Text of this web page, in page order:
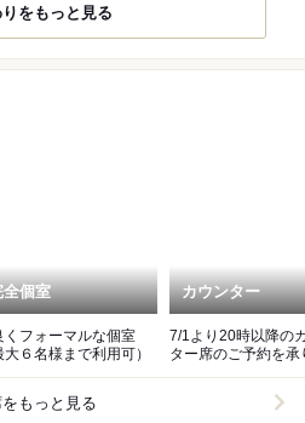
をもっと見る
全個室
くフォーマルな個室
大６名様まで利用可）
カウンター
7/1より20時以降の
ター席のご予約を承
もっと見る